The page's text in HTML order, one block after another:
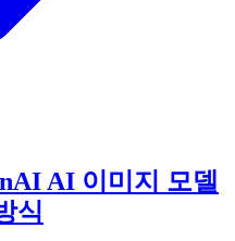
AI 이미지 모델
식